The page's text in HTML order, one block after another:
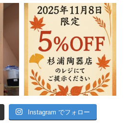
Instagram でフォロー